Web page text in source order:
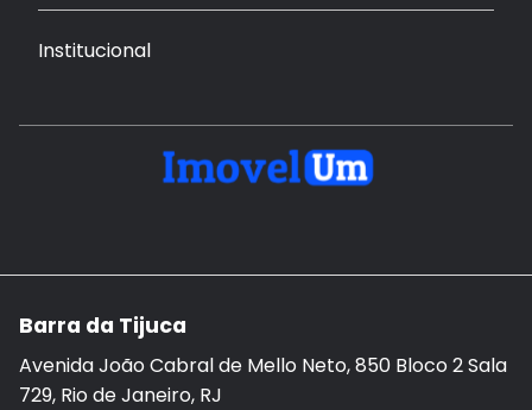
Institucional
Barra da Tijuca
Avenida João Cabral de Mello Neto, 850 Bloco 2 Sala
729, Rio de Janeiro, RJ